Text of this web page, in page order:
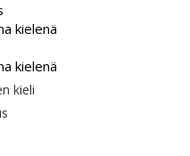
kielenä
kielenä
kieli